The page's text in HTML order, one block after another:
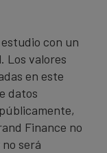
con un
Los valores
en este
datos
Finance no
será